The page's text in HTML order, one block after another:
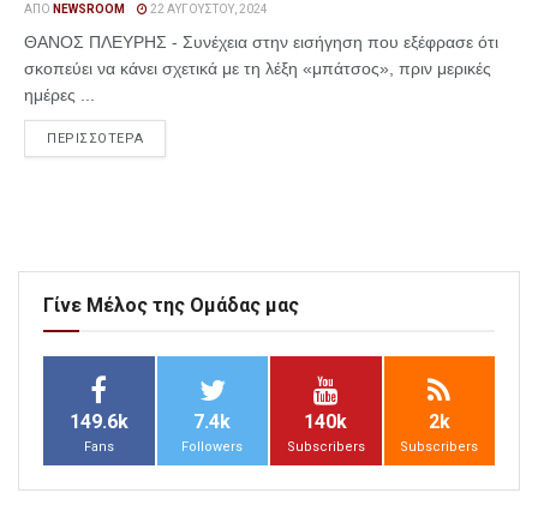
ΑΠΌ NEWSROOM 22 ΑΥΓΟΎΣΤΟΥ, 2024
ΘΑΝΟΣ ΠΛΕΥΡΗΣ - Συνέχεια στην εισήγηση που εξέφρασε ότι
σκοπεύει να κάνει σχετικά με τη λέξη «μπάτσος», πριν μερικές
ημέρες ...
ΠΕΡΙΣΣΟΤΕΡΑ
Γίνε Μέλος της Ομάδας μας
149.6k
Fans
7.4k
Followers
140k
Subscribers
2k
Subscribers